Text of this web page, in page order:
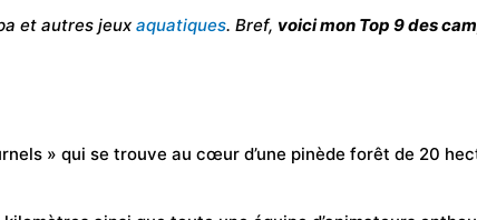
et autres jeux aquatiques. Bref, voici mon Top 9 des
» qui se trouve au cœur d’une pinède forêt de 20